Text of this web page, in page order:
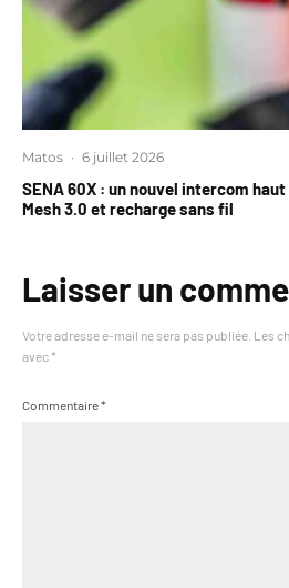
Matos · 6 juillet 2026
SENA 60X : un nouvel intercom
Mesh 3.0 et recharge sans fil
Laisser un
Votre adresse e-mail ne sera pas publiée. Les
avec *
Commentaire*